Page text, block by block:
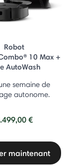
Robot
10 Max +
AutoWash
semaine de
autonome.
€
maintenant